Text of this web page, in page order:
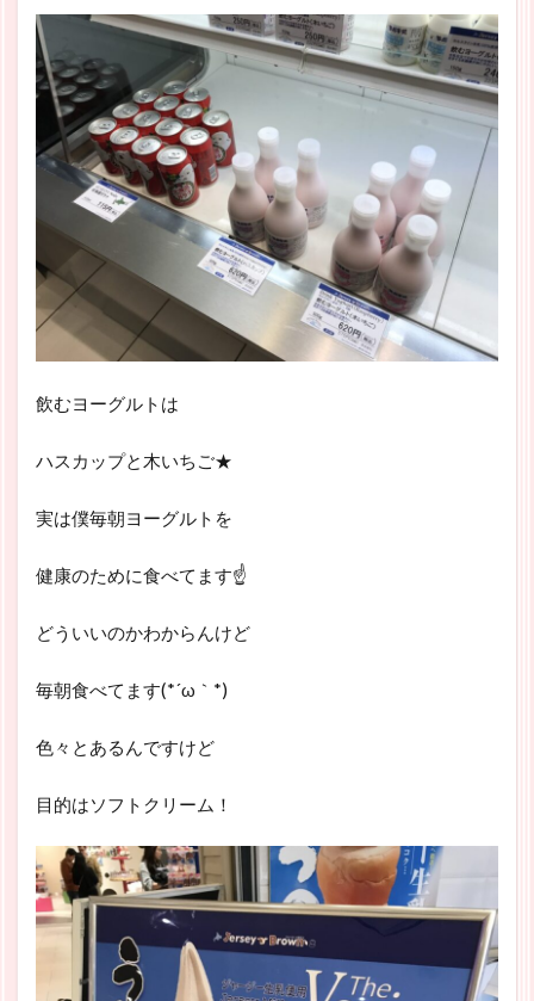
飲むヨーグルトは
ハスカップと木いちご★
実は僕毎朝ヨーグルトを
健康のために食べてます☝
どういいのかわからんけど
毎朝食べてます(*´ω｀*)
色々とあるんですけど
目的はソフトクリーム！